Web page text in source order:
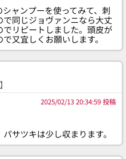
ャンプーを使ってみて、刺
同じジョヴァンニなら大丈
リピートしました。頭皮が
又宜しくお願いします。
2025/02/13 20:34:59 投稿
サツキは少し収まります。